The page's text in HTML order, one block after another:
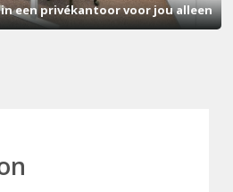
een privékantoor voor jou alleen